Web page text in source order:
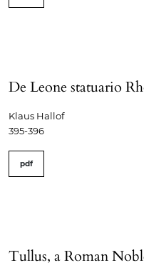
De Leone statuario
Klaus Hallof
395-396
pdf
Tullus, a Roman